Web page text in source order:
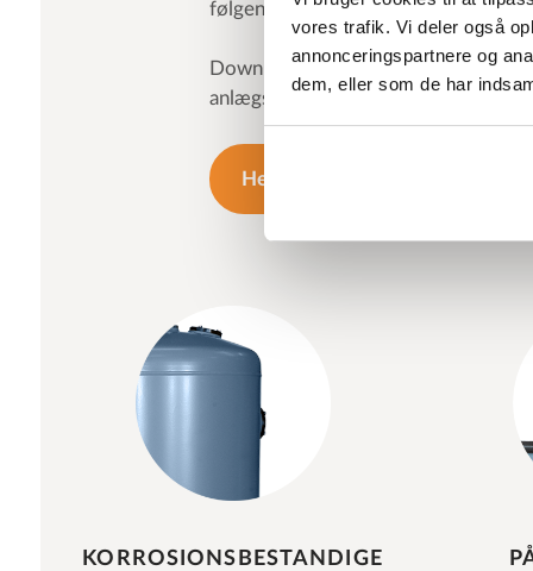
vores trafik. Vi deler også
annonceringspartnere og
dem, eller som de har
følgende energibesparelse.
Download brochuren og læs mere
anlægstypen SMP.
Hent brochure
KORROSIONSBESTANDIGE